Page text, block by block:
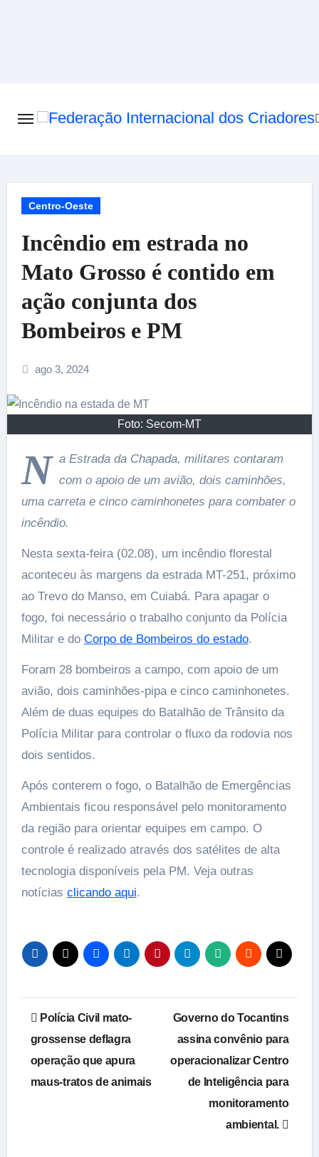
Centro-Oeste
Incêndio em estrada no
Mato Grosso é contido em
ação conjunta dos
Bombeiros e PM
ago 3, 2024
Foto: Secom-MT
N a Estrada da Chapada, militares contaram
com o apoio de um avião, dois caminhões,
uma carreta e cinco caminhonetes para combater o
incêndio.
Nesta sexta-feira (02.08), um incêndio florestal
aconteceu às margens da estrada MT-251, próximo
ao Trevo do Manso, em Cuiabá. Para apagar o
fogo, foi necessário o trabalho conjunto da Polícia
Militar e do Corpo de Bombeiros do estado.
Foram 28 bombeiros a campo, com apoio de um
avião, dois caminhões-pipa e cinco caminhonetes.
Além de duas equipes do Batalhão de Trânsito da
Polícia Militar para controlar o fluxo da rodovia nos
dois sentidos.
Após conterem o fogo, o Batalhão de Emergências
Ambientais ficou responsável pelo monitoramento
da região para orientar equipes em campo. O
controle é realizado através dos satélites de alta
tecnologia disponíveis pela PM. Veja outras
notícias clicando aqui.
Navegação
de
Post
Polícia Civil mato-
grossense deflagra
operação que apura
maus-tratos de animais
Governo do Tocantins
assina convênio para
operacionalizar Centro
de Inteligência para
monitoramento
ambiental.